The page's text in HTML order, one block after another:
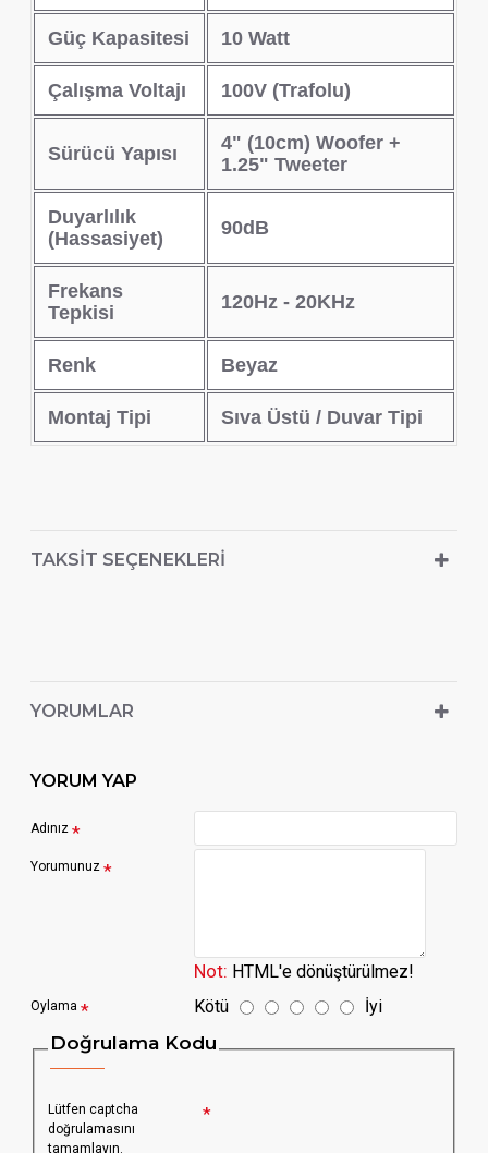
Güç Kapasitesi 10 Watt
Çalışma Voltajı 100V (Trafolu)
Sürücü Yapısı
4" (10cm) Woofer +
1.25" Tweeter
Duyarlılık
(Hassasiyet)
90dB
Frekans
Tepkisi
120Hz - 20KHz
Renk Beyaz
Montaj Tipi Sıva Üstü / Duvar Tipi
TAKSIT SEÇENEKLERI
YORUMLAR
YORUM YAP
Adınız
Yorumunuz
Not: HTML'e dönüştürülmez!
Oylama Kötü İyi
Doğrulama Kodu
Lütfen captcha
doğrulamasını
tamamlayın.